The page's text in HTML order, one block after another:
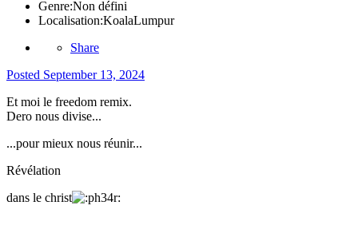
Genre:Non défini
Localisation:KoalaLumpur
Share
Posted September 13, 2024
Et moi le freedom remix.
Dero nous divise...
...pour mieux nous réunir...
Révélation
dans le christ